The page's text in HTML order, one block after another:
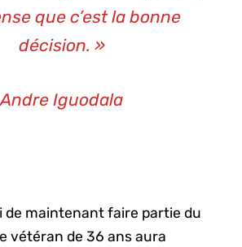
que c’est la bonne
décision. »
Andre Iguodala
de maintenant faire partie du
vétéran de 36 ans aura